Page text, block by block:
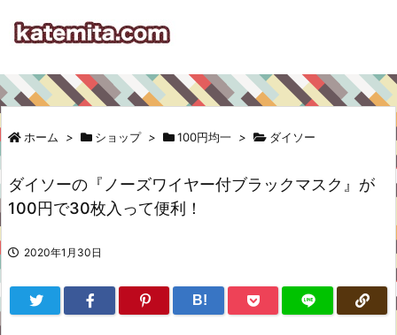
ホーム > ショップ > 100円均一 > ダイソー
ダイソーの『ノーズワイヤー付ブラックマスク』が
100円で30枚入って便利！
2020年1月30日
B!